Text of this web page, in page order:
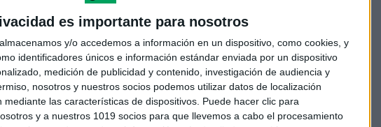
es importante para nosotros
almacenamos y/o accedemos a información en un dispositivo, como cookies, y
identificadores únicos e información estándar enviada por un dispositivo
medición de publicidad y contenido, investigación de audiencia y
nosotros y nuestros socios podemos utilizar datos de localización
las características de dispositivos. Puede hacer clic para
y a nuestros 1019 socios para que llevemos a cabo el procesamiento